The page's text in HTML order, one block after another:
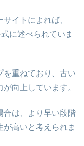
イトによれば、
に述べられていま
を重ねており、古い
向上しています。
合は、より早い段階
高いと考えられま